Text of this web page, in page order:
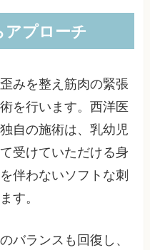
プローチ
みを整え筋肉の緊張
を行います。西洋医
自の施術は、乳幼児
受けていただける身
伴わないソフトな刺
す。
バランスも回復し、